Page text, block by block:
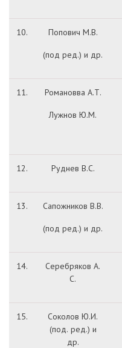
10. Попович М.В.
(под ред.) и др.
11. Романовва А.Т.
Лужнов Ю.М.
12. Руднев В.С.
13. Сапожников В.В.
(под ред.) и др.
14.
Серебряков А.
С.
15.
Соколов Ю.И.
(под. ред.) и
др.